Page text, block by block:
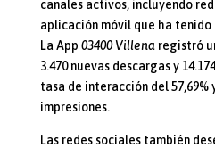
canales activos, incluyendo
aplicación móvil que ha
La App 03400 Villenaregistró
3.470 nuevas descargas y
tasa de interacción del 57,69%
impresiones.
Las redes sociales también